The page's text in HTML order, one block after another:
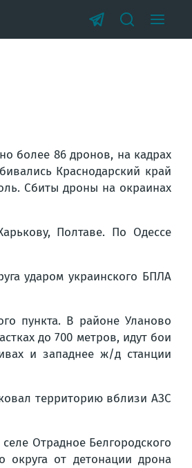
более 86 дронов, на кадрах
Краснодарский край
Сбиты дроны на окраинах
Полтаве. По Одессе
ударом украинского БПЛА
пункта. В районе Уланово
до 700 метров, идут бои
и западнее ж/д станции
территорию вблизи АЗС
Отрадное Белгородского
округа от детонации дрона